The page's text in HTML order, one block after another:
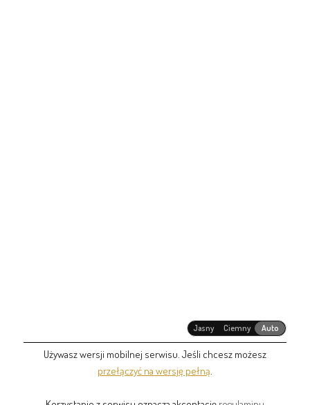
Jasny Ciemny Auto
Używasz wersji mobilnej serwisu. Jeśli chcesz możesz
przełączyć na wersję pełną